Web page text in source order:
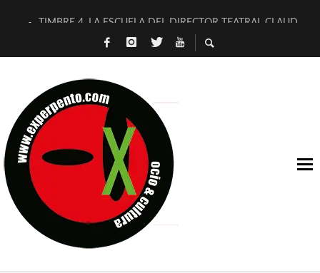
TIMBRE 4, LA ESCUELA DEL DIRECTOR TEATRAL CLAUDIO
30 AÑOS (NO ES NADA) DE LA KATARSIS DEL TOMATAZO
D’BALDOMEROS REINVENTAN [BITÁCORA 3.0] EN EXVITA
MARSHALL FLASH PRESENTA EN EXVITA [RELATIVA
JOFRE BARDAGÍ EN EXVITA INTERPRETANDO A SERRAT
YORCH PRESENTA [CURSO DE ARMONÍA PERSECUTORIA]
MAGALÍ SARE NOS EXPLICA [DESCASADA]
«NO TENGO PUTOS SUEÑOS»